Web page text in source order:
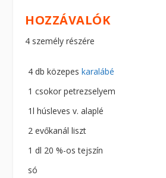
HOZZÁVALÓK
4 személy részére
4 db közepeskaralábé
1 csokor petrezselyem
1l húsleves v. alaplé
2 evőkanál liszt
1 dl 20 %-os tejszín
só